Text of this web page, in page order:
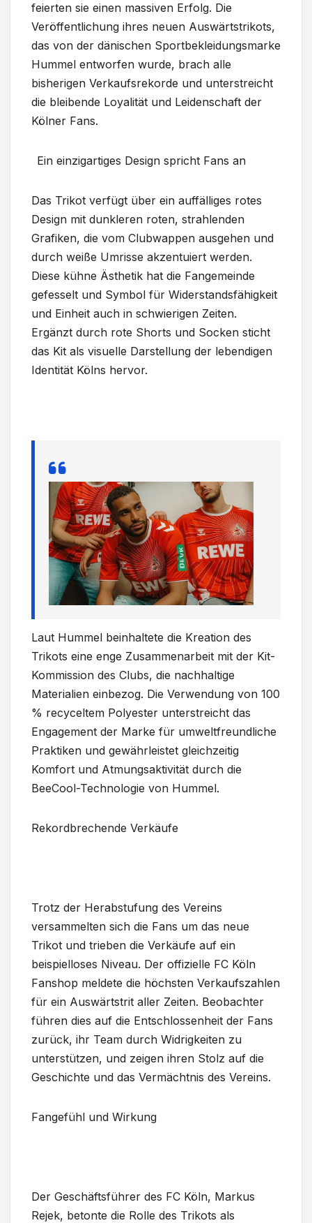
feierten sie einen massiven Erfolg. Die
Veröffentlichung ihres neuen Auswärtstrikots,
das von der dänischen Sportbekleidungsmarke
Hummel entworfen wurde, brach alle
bisherigen Verkaufsrekorde und unterstreicht
die bleibende Loyalität und Leidenschaft der
Kölner Fans.
Ein einzigartiges Design spricht Fans an
Das Trikot verfügt über ein auffälliges rotes
Design mit dunkleren roten, strahlenden
Grafiken, die vom Clubwappen ausgehen und
durch weiße Umrisse akzentuiert werden.
Diese kühne Ästhetik hat die Fangemeinde
gefesselt und Symbol für Widerstandsfähigkeit
und Einheit auch in schwierigen Zeiten.
Ergänzt durch rote Shorts und Socken sticht
das Kit als visuelle Darstellung der lebendigen
Identität Kölns hervor.
Laut Hummel beinhaltete die Kreation des
Trikots eine enge Zusammenarbeit mit der Kit-
Kommission des Clubs, die nachhaltige
Materialien einbezog. Die Verwendung von 100
% recyceltem Polyester unterstreicht das
Engagement der Marke für umweltfreundliche
Praktiken und gewährleistet gleichzeitig
Komfort und Atmungsaktivität durch die
BeeCool-Technologie von Hummel.
Rekordbrechende Verkäufe
Trotz der Herabstufung des Vereins
versammelten sich die Fans um das neue
Trikot und trieben die Verkäufe auf ein
beispielloses Niveau. Der offizielle FC Köln
Fanshop meldete die höchsten Verkaufszahlen
für ein Auswärtstrit aller Zeiten. Beobachter
führen dies auf die Entschlossenheit der Fans
zurück, ihr Team durch Widrigkeiten zu
unterstützen, und zeigen ihren Stolz auf die
Geschichte und das Vermächtnis des Vereins.
Fangefühl und Wirkung
Der Geschäftsführer des FC Köln, Markus
Rejek, betonte die Rolle des Trikots als